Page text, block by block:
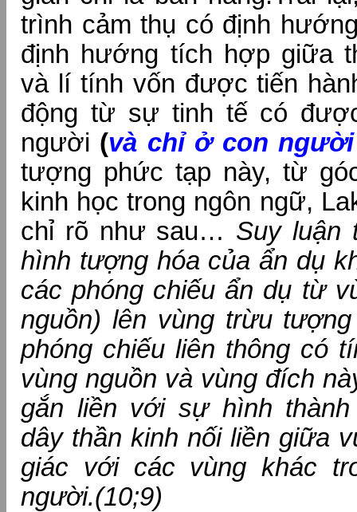
trình cảm thụ có định
định hướng tích hợp giữa
và lí tính vốn được tiến
động từ sự tinh tế có
người (và chỉ ở con
tượng phức tạp này, từ
kinh học trong ngôn ngữ,
chỉ rõ như sau… Suy luận
hình tượng hóa của ẩn dụ
các phóng chiếu ẩn dụ từ
nguồn) lên vùng trừu
phóng chiếu liên thông có
vùng nguồn và vùng đích
gắn liền với sự hình
dây thần kinh nối liền giữa
giác với các vùng khác
người.(10;9)